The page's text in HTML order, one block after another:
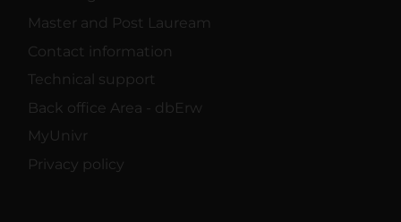
Master and Post Lauream
Contact information
Technical support
Back office Area - dbErw
MyUnivr
Privacy policy